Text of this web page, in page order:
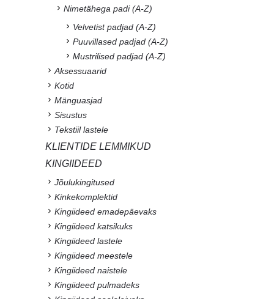
Nimetähega padi (A-Z)
Velvetist padjad (A-Z)
Puuvillased padjad (A-Z)
Mustrilised padjad (A-Z)
Aksessuaarid
Kotid
Mänguasjad
Sisustus
Tekstiil lastele
KLIENTIDE LEMMIKUD
KINGIIDEED
Jõulukingitused
Kinkekomplektid
Kingiideed emadepäevaks
Kingiideed katsikuks
Kingiideed lastele
Kingiideed meestele
Kingiideed naistele
Kingiideed pulmadeks